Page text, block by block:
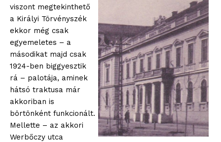
viszont megtekinthető
a Királyi Törvényszék
ekkor még csak
egyemeletes – a
másodikat majd csak
1924-ben biggyesztik
rá – palotája, aminek
hátsó traktusa már
akkoriban is
börtönként funkcionált.
Mellette – az akkori
Werbőczy utca